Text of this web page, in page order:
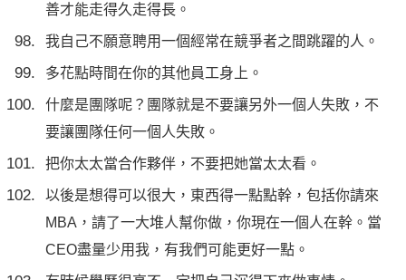
善才能走得久走得長。
我自己不願意聘用一個經常在競爭者之間跳躍的人。
多花點時間在你的其他員工身上。
什麼是團隊呢？團隊就是不要讓另外一個人失敗，不
要讓團隊任何一個人失敗。
把你太太當合作夥伴，不要把她當太太看。
以後是想得可以很大，東西得一點點幹，包括你請來
MBA，請了一大堆人幫你做，你現在一個人在幹。當
CEO盡量少用我，有我們可能更好一點。